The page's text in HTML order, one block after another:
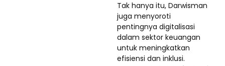
Tak hanya itu, Darwisman
juga menyoroti
pentingnya digitalisasi
dalam sektor keuangan
untuk meningkatkan
efisiensi dan inklusi.